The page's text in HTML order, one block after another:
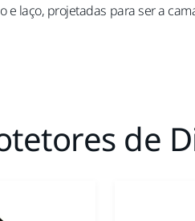
laço, projetadas para ser a
de